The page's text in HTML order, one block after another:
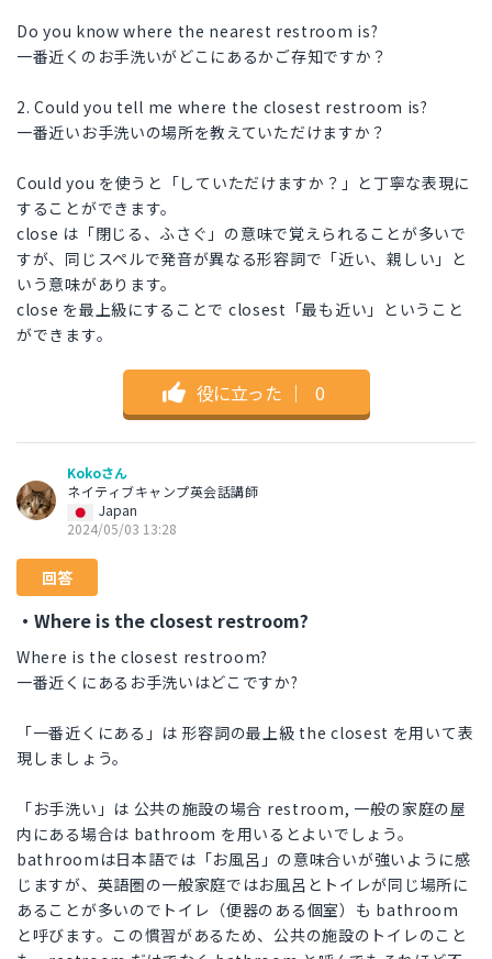
Do you know where the nearest restroom is?
一番近くのお手洗いがどこにあるかご存知ですか？
2. Could you tell me where the closest restroom is?
一番近いお手洗いの場所を教えていただけますか？
Could you を使うと「していただけますか？」と丁寧な表現に
することができます。
close は「閉じる、ふさぐ」の意味で覚えられることが多いで
すが、同じスペルで発音が異なる形容詞で「近い、親しい」と
いう意味があります。
close を最上級にすることで closest「最も近い」ということ
ができます。
役に立った ｜ 0
Kokoさん
ネイティブキャンプ英会話講師
Japan
2024/05/03 13:28
回答
・Where is the closest restroom?
Where is the closest restroom?
一番近くにあるお手洗いはどこですか?
「一番近くにある」は 形容詞の最上級 the closest を用いて表
現しましょう。
「お手洗い」は 公共の施設の場合 restroom, 一般の家庭の屋
内にある場合は bathroom を用いるとよいでしょう。
bathroomは日本語では「お風呂」の意味合いが強いように感
じますが、英語圏の一般家庭ではお風呂とトイレが同じ場所に
あることが多いのでトイレ（便器のある個室）も bathroom
と呼びます。この慣習があるため、公共の施設のトイレのこと